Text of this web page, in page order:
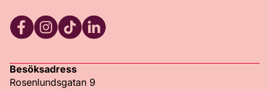
Besöksadress
Rosenlundsgatan 9